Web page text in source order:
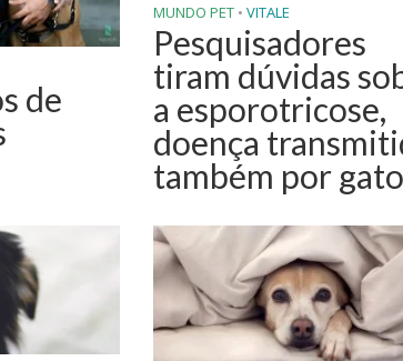
de
MUNDO PET • VITALE
Pesquisadores
tiram dúvidas
a esporotricose,
doença
também por